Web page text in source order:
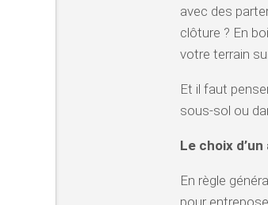
avec des
clôture ? En
votre terrain
Et il faut
sous-sol ou
Le choix
En règle
pour